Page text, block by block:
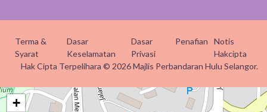
Terma &
Syarat
Dasar
Keselamatan
Dasar
Privasi
Penafian
Notis
Hakcipta
Hak Cipta Terpelihara © 2026 Majlis Perbandaran Hulu Selangor.
+